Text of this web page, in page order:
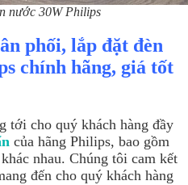
nước 30W Philips
phối, lắp đặt đèn
chính hãng, giá tốt
tới cho quý khách hàng đầy
của hãng Philips, bao gồm
nhau. Chúng tôi cam kết
đến cho quý khách hàng